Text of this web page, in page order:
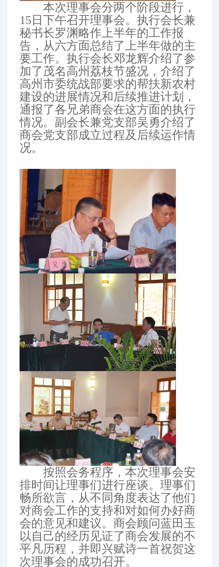
本次理事会分两个阶段进行，
15日下午召开理事会。执行会长兼
秘书长罗渊略作上半年的工作报
告，从六方面总结了上半年做的主
要工作。执行会长邓龙辉介绍了参
加了茂名高州荔枝节盛况，介绍了
高州市委统战部要求的帮扶新农村
建设的进展情况和后续推进计划，
通报了各兄弟商会在这方面的执行
情况。副会长兼党支部吴勇介绍了
商会党支部成立过程及后续运作情
况。
按照会务程序，本次理事会安
排时间让理事们进行座谈。理事们
畅所欲言，从不同角度表达了他们
对商会工作的支持和对如何办好商
会的意见和建议。商会顾问蓝田玉
以自己的经历见证了商会发展的不
平凡历程，并即兴赋诗一首祝贺这
次理事会的成功召开。